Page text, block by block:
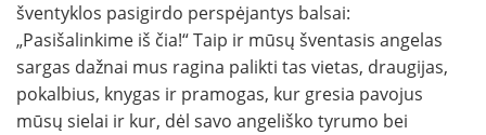
šventyklos pasigirdo perspėjantys balsai:
„Pasišalinkime iš čia!“ Taip ir mūsų šventasis angelas
sargas dažnai mus ragina palikti tas vietas, draugijas,
pokalbius, knygas ir pramogas, kur gresia pavojus
mūsų sielai ir kur, dėl savo angeliško tyrumo bei